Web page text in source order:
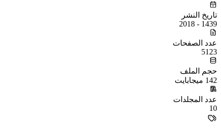
تاريخ النشر
1439 - 2018
عدد الصفحات
5123
حجم الملف
142 ميجابايت
عدد المجلدات
10